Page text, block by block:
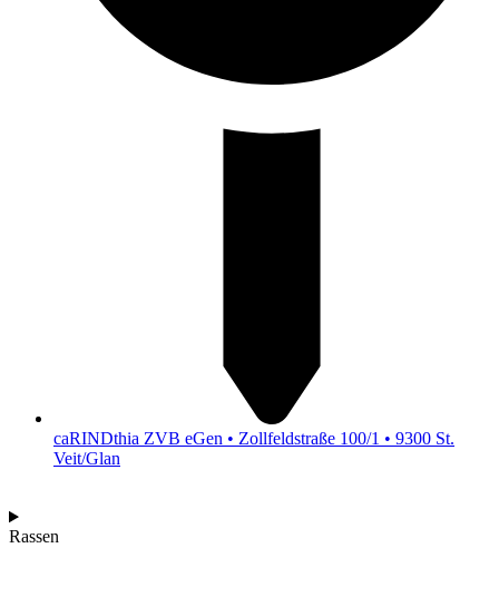
caRINDthia ZVB eGen • Zollfeldstraße 100/1 • 9300 St.
Veit/Glan
Rassen